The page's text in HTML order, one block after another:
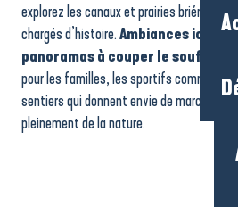
explorez les canaux et prairies briéronnes
chargés d’histoire.Ambiances
panoramas à couper le souffle
pour les familles, les sportifs comme les
sentiers qui donnent envie de marcher,
pleinement de la nature.